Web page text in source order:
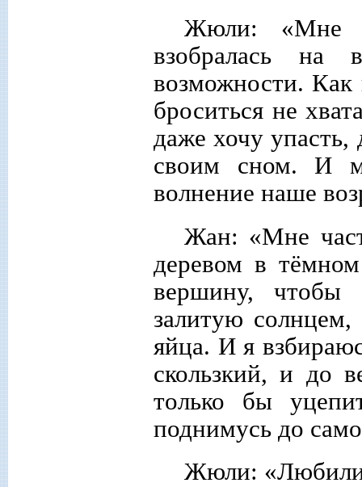
Жюли: «Мне
взобралась на
возможности. Как
броситься не
даже хочу
своим сном. И
волнение наше
Жан: «Мне
деревом в
вершину, чтобы
залитую солнцем,
яйца. И я
скользкий, и до
только бы
поднимусь до
Жюли: «Любили